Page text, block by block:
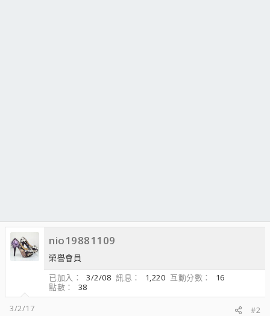
nio19881109
榮譽會員
已加入
3/2/08 訊息 1,220 互動分數
16
點數
38
3/2/17
#2